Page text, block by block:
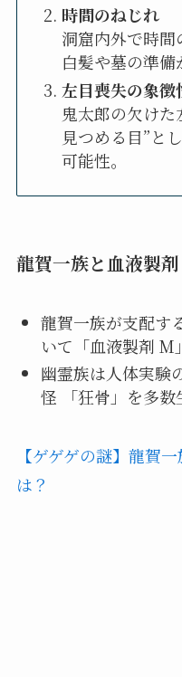
時間のねじれ
洞窟内外で時間
白髪や墓の準備
左目喪失の象徴
鬼太郎の欠け
見つめる目”と
可能性。
龍賀一族と血液製
龍賀一族が支配す
いて「血液製剤 M
幽霊族は人体実験
怪 「狂骨」を多数
【ゲゲゲの謎】龍賀
は？